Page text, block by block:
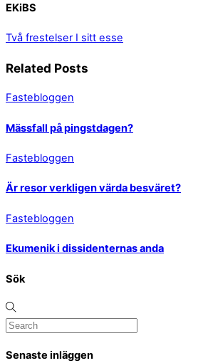
EKiBS
Två frestelser I sitt esse
Related Posts
Fastebloggen
Mässfall på pingstdagen?
Fastebloggen
Är resor verkligen värda besväret?
Fastebloggen
Ekumenik i dissidenternas anda
Sök
Senaste inläggen